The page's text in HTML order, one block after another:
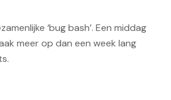
‘bug bash’. Een middag
meer op dan een week lang